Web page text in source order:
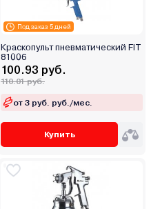
Под заказ 5 дней
Краскопульт пневматический FIT
81006
100.93 руб.
110.01 руб.
от 3 руб. руб./мес.
Купить